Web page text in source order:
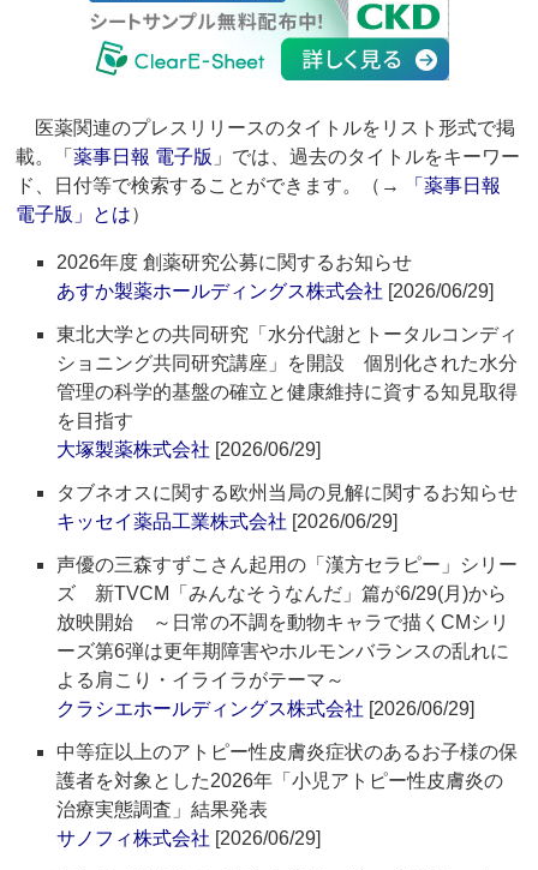
医薬関連のプレスリリースのタイトルをリスト形式で掲
載。「薬事日報 電子版 」では、過去のタイトルをキーワー
ド、日付等で検索することができます。（→
「薬事日報
電子版」とは）
2026年度 創薬研究公募に関するお知らせ
あすか製薬ホールディングス株式会社 [2026/06/29]
東北大学との共同研究「水分代謝とトータルコンディ
ショニング共同研究講座」を開設 個別化された水分
管理の科学的基盤の確立と健康維持に資する知見取得
を目指す
大塚製薬株式会社 [2026/06/29]
タブネオスに関する欧州当局の見解に関するお知らせ
キッセイ薬品工業株式会社 [2026/06/29]
声優の三森すずこさん起用の「漢方セラピー」シリー
ズ 新TVCM「みんなそうなんだ」篇が6/29(月)から
放映開始 ～日常の不調を動物キャラで描くCMシリ
ーズ第6弾は更年期障害やホルモンバランスの乱れに
よる肩こり・イライラがテーマ～
クラシエホールディングス株式会社 [2026/06/29]
中等症以上のアトピー性皮膚炎症状のあるお子様の保
護者を対象とした2026年「小児アトピー性皮膚炎の
治療実態調査」結果発表
サノフィ株式会社 [2026/06/29]